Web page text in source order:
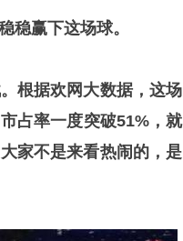
稳赢下这场球。
根据欢网大数据，这场
占率一度突破51%，就
家不是来看热闹的，是